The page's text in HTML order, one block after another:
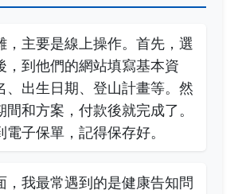
，主要是線上操作。首先，選
，到他們的網站填寫基本資
、出生日期、登山計畫等。然
和方案，付款後就完成了。
子保單，記得保存好。
，我最常遇到的是健康告知問